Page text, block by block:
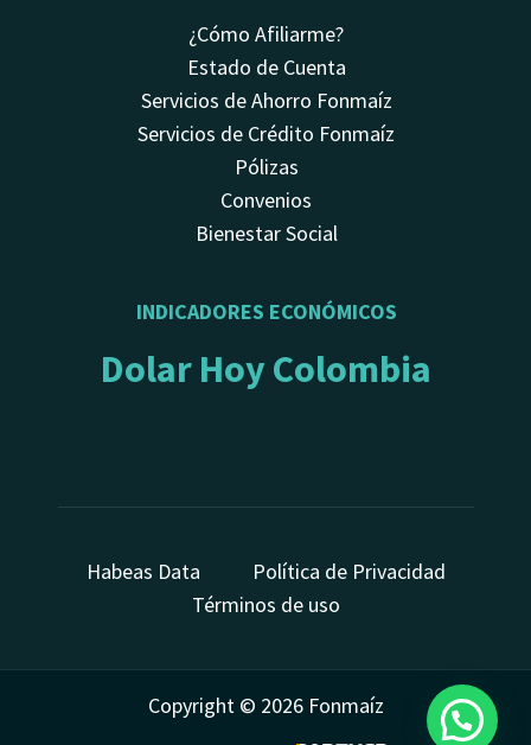
¿Cómo Afiliarme?
Estado de Cuenta
Servicios de Ahorro Fonmaíz
Servicios de Crédito Fonmaíz
Pólizas
Convenios
Bienestar Social
INDICADORES ECONÓMICOS
Dolar Hoy Colombia
Habeas Data
Política de Privacidad
Términos de uso
Copyright © 2026 Fonmaíz